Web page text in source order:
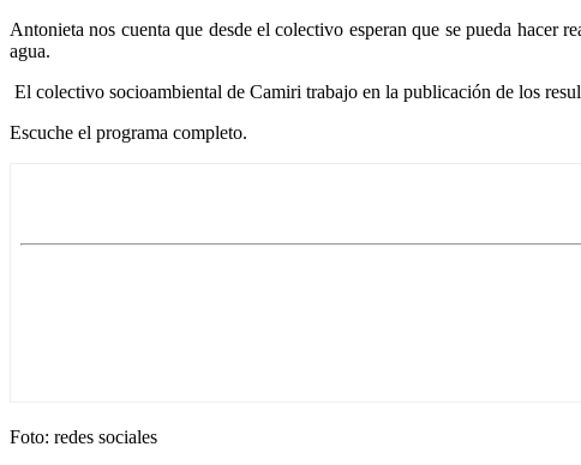
Antonieta nos cuenta que desde el colectivo esperan que se pueda hacer
agua.
El colectivo socioambiental de Camiri trabajo en la publicación de los
Escuche el programa completo.
Foto: redes sociales